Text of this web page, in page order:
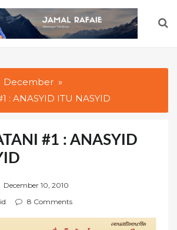
December
: ANASYID ITU NASYID
#1 : ANASYID
December 10, 2010
8 Comments